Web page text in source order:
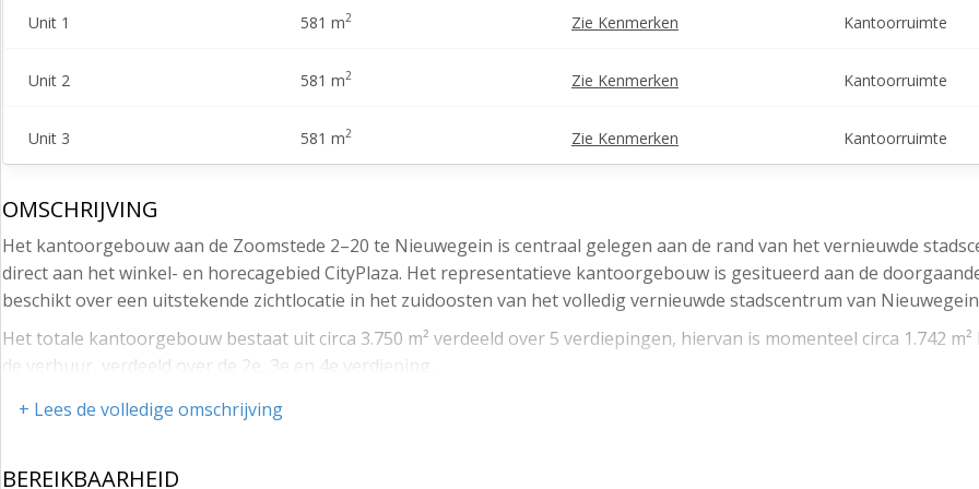
Unit 1 581 m2 Zie Kenmerken Kantoorruimte
Unit 2 581 m2 Zie Kenmerken Kantoorruimte
Unit 3 581 m2 Zie Kenmerken Kantoorruimte
OMSCHRIJVING
Het kantoorgebouw aan de Zoomstede 2–20 te Nieuwegein is centraal gelegen aan de rand van het vernieuwde
direct aan het winkel- en horecagebied CityPlaza. Het representatieve kantoorgebouw is gesitueerd aan de
beschikt over een uitstekende zichtlocatie in het zuidoosten van het volledig vernieuwde stadscentrum van
Het totale kantoorgebouw bestaat uit circa 3.750 m² verdeeld over 5 verdiepingen, hiervan is momenteel circa 1.742
de verhuur, verdeeld over de 2e, 3e en 4e verdieping.
Door de combinatie van de centrale ligging, uitstekende bereikbaarheid en de aanwezigheid van alle voorzieningen
De locatie combineert een nette uitstraling met uitstekende voorzieningen in de directe omgeving. In de nabije
+ Lees de volledige omschrijving
BEREIKBAARHEID